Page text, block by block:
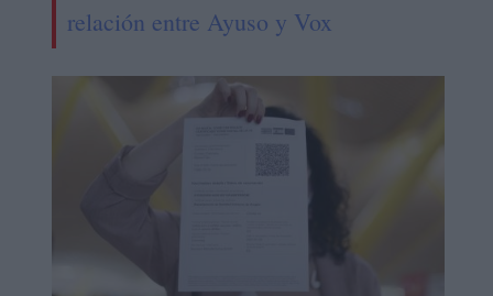
relación entre Ayuso y Vox